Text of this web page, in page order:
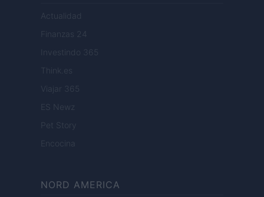
Actualidad
Finanzas 24
Investindo 365
Think.es
Viajar 365
ES Newz
Pet Story
Encocina
NORD AMERICA